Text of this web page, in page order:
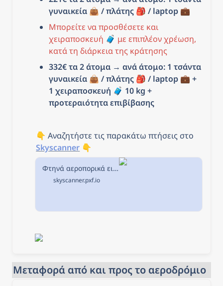
γυναικεία 👜 / πλάτης 🎒 / laptop 💼
Μπορείτε να προσθέσετε και
χειραποσκευή 🧳 με επιπλέον χρέωση,
κατά τη διάρκεια της κράτησης
332€ τα 2 άτομα → ανά άτομο: 1 τσάντα
γυναικεία 👜 / πλάτης 🎒 / laptop 💼 +
1 χειραποσκευή 🧳 10 kg +
προτεραιότητα επιβίβασης
Skyscanner 👇
Φτηνά αεροπορικά εισιτήρια από Θεσσαλονίκη προς Βουδαπέστη στην Skyscanner
skyscanner.pxf.io
Μεταφορά από και προς το αεροδρόμιο